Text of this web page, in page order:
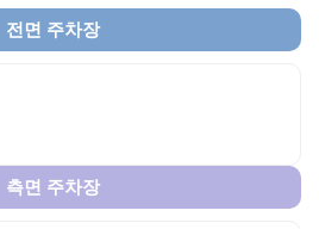
전면 주차장
측면 주차장